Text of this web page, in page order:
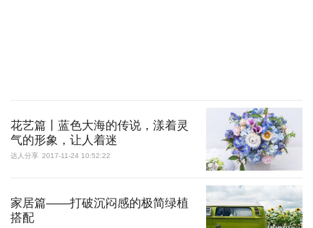
花艺篇丨蓝色大海的传说，漾着灵
气的形象，让人着迷
达人分享 2017-11-24 10:52:22
家居篇——打破沉闷感的极简绿植
搭配